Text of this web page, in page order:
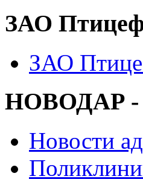
ЗАО
ЗАО
НОВОДАР -
Новости